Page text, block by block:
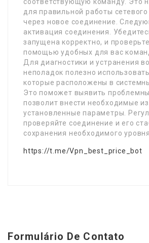
для правильной работы
через новое соединение.
активация соединения.
запущена корректно, и
помощью удобных для вас
Для диагностики и устранения
неполадок полезно
которые расположены в
Это поможет выявить
позволит внести необходимые
установленные параметры.
проверяйте соединение и его
сохранения необходимого
https://t.me/Vpn_best_price_bot
Formulário De Contato